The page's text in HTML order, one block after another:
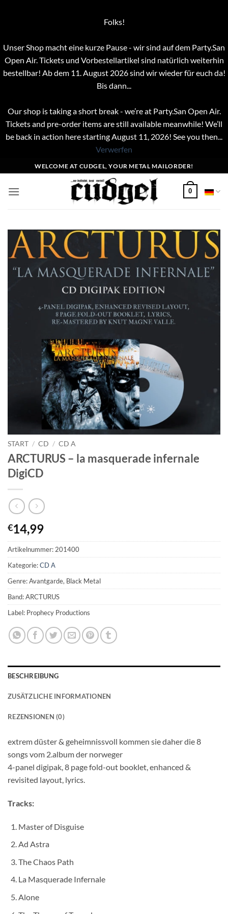
Folks!
Unser Shop macht eine kurze Pause - wir sind auf dem Party.San
Open Air. Tickets und Vorbestellartikel sind natürlich weiterhin
bestellbar! Ab dem 11. August 2026 sind wir wieder für euch da!
Bis dann...
Our shop is taking a short break - we’re at Party.San Open Air.
Tickets and pre-order items are still available meanwhile! We’ll
be back in action here starting August 11, 2026! See you then...
Verwerfen
Inhalt
springen
WELCOME AT CUDGEL, YOUR METAL MAILORDER!
0
START / CD / CD A
ARCTURUS – la masquerade infernale
DigiCD
€14,99
Artikelnummer: 201400
Kategorie:CD A
Genre: Avantgarde, Black Metal
Band: ARCTURUS
Label: Prophecy Productions
BESCHREIBUNG
ZUSÄTZLICHE INFORMATIONEN
REZENSIONEN (0)
extrem düster & geheimnissvoll kommen sie daher die 8
songs vom 2.album der norweger
4-panel digipak, 8 page fold-out booklet, enhanced &
revisited layout, lyrics.
Tracks:
Master of Disguise
Ad Astra
The Chaos Path
La Masquerade Infernale
Alone